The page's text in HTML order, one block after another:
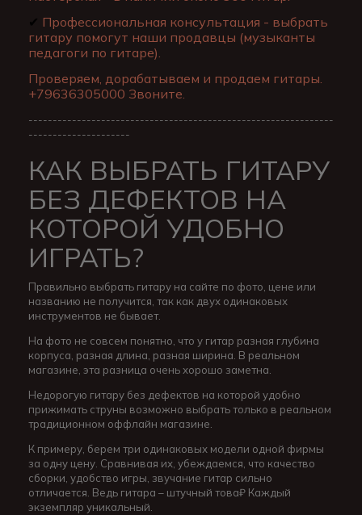
✔ Профессиональная консультация - выбрать
гитару помогут наши продавцы (музыканты
педагоги по гитаре).
Проверяем, дорабатываем и продаем гитары.
+79636305000 Звоните.
---------------------------------------------------------------
---------------------
КАК ВЫБРАТЬ ГИТАРУ
БЕЗ ДЕФЕКТОВ НА
КОТОРОЙ УДОБНО
ИГРАТЬ?
Правильно выбрать гитару на сайте по фото, цене или
названию не получится, так как двух одинаковых
инструментов не бывает.
На фото не совсем понятно, что у гитар разная глубина
корпуса, разная длина, разная ширина. В реальном
магазине, эта разница очень хорошо заметна.
Недорогую гитару без дефектов на которой удобно
прижимать струны возможно выбрать только в реальном
традиционном оффлайн магазине.
К примеру, берем три одинаковых модели одной фирмы
за одну цену. Сравнивая их, убеждаемся, что качество
сборки, удобство игры, звучание гитар сильно
отличается. Ведь гитара – штучный това₽ Каждый
экземпляр уникальный.